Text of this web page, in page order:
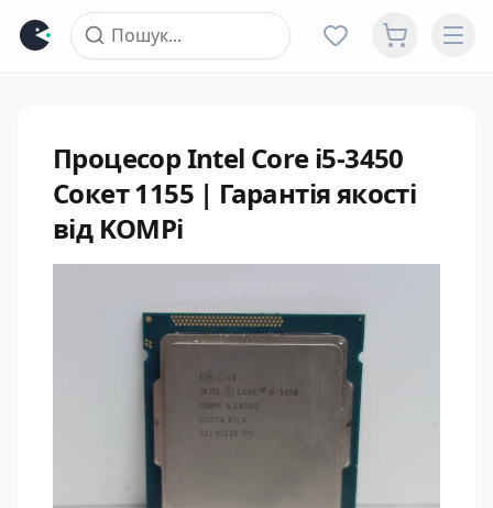
Процесор Intel Core i5-3450
Сокет 1155 | Гарантія якості
від KOMPi